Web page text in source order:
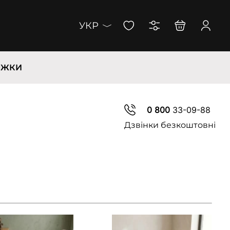
УКР
0 80033-09-88
Дзвінки безкоштовні
розміри: